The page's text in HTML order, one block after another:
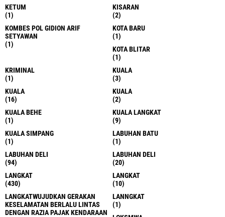
KETUM
(1)
KISARAN
(2)
KOMBES POL GIDION ARIF
SETYAWAN
(1)
KOTA BARU
(1)
KOTA BLITAR
(1)
KRIMINAL
(1)
KUALA
(3)
KUALA
(16)
KUALA
(2)
KUALA BEHE
(1)
KUALA LANGKAT
(9)
KUALA SIMPANG
(1)
LABUHAN BATU
(1)
LABUHAN DELI
(94)
LABUHAN DELI
(20)
LANGKAT
(430)
LANGKAT
(10)
LANGKATWUJUDKAN GERAKAN
KESELAMATAN BERLALU LINTAS
DENGAN RAZIA PAJAK KENDARAAN
LANNGKAT
(1)